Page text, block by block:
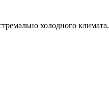
холодного климата.